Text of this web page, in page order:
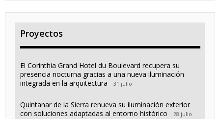
Proyectos
El Corinthia Grand Hotel du Boulevard recupera su
presencia nocturna gracias a una nueva iluminación
integrada en la arquitectura
31 julio
Quintanar de la Sierra renueva su iluminación exterior
con soluciones adaptadas al entorno histórico
28 julio